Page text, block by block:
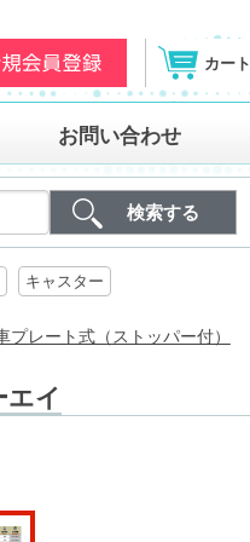
カート
お問い合わせ
キャスター
レート式（ストッパー付）
エイ